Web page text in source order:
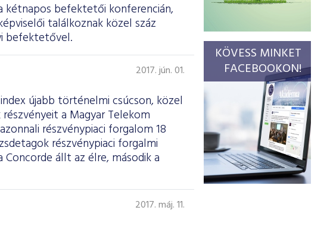
kétnapos befektetői konferencián,
találkoznak közel száz
befektetővel.
2017. jún. 01.
újabb történelmi csúcson, közel
a Magyar Telekom
részvénypiaci forgalom 18
részvénypiaci forgalmi
állt az élre, második a
2017. máj. 11.
KÖVESS MINKET
FACEBOOKON!